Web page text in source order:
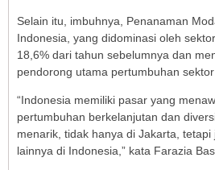
Selain itu, imbuhnya, Penanaman
Indonesia, yang didominasi oleh
18,6% dari tahun sebelumnya dan
pendorong utama pertumbuhan
“Indonesia memiliki pasar yang
pertumbuhan berkelanjutan dan
menarik, tidak hanya di Jakarta,
lainnya di Indonesia,” kata Farazia